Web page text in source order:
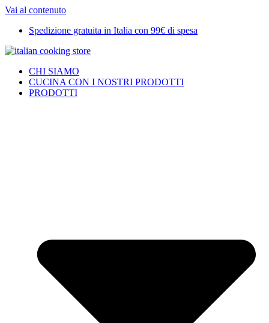
Vai al contenuto
Spedizione gratuita in Italia con 99€ di spesa
CHI SIAMO
CUCINA CON I NOSTRI PRODOTTI
PRODOTTI